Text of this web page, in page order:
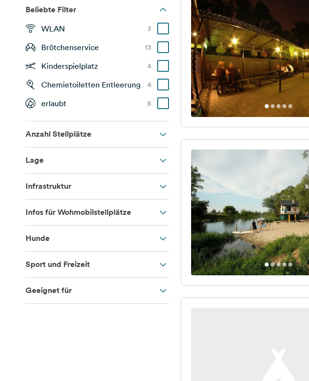
Beliebte Filter
WLAN 3
Brötchenservice 13
Kinderspielplatz 4
Chemietoiletten Entleerung 4
erlaubt 8
Anzahl Stellplätze
Lage
Infrastruktur
Infos für Wohmobilstellplätze
Hunde
Sport und Freizeit
Geeignet für